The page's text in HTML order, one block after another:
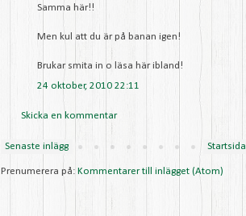
Samma här!!
Men kul att du är på banan igen!
Brukar smita in o läsa här ibland!
24 oktober, 2010 22:11
Skicka en kommentar
Senaste inlägg Startsida
Prenumerera på: Kommentarer till inlägget (Atom)